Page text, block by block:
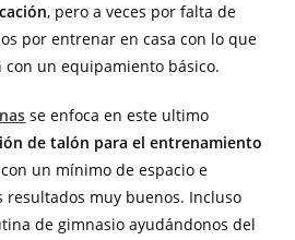
, pero a veces por falta de
por entrenar en casa con lo que
con un equipamiento básico.
se enfoca en este ultimo
de talón para el entrenamiento
un mínimo de espacio e
resultados muy buenos. Incluso
de gimnasio ayudándonos del